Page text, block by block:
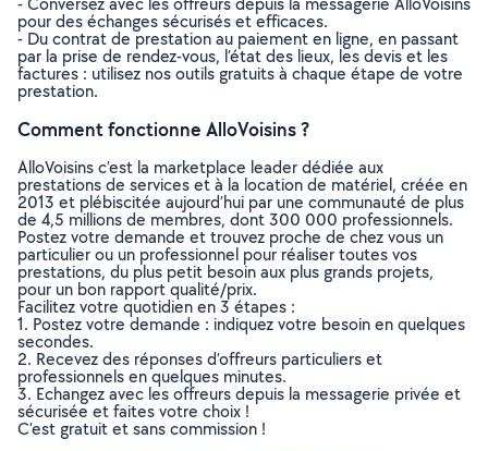
pour des échanges sécurisés et efficaces.
- Du contrat de prestation au paiement en ligne, en passant
par la prise de rendez-vous, l’état des lieux, les devis et les
factures : utilisez nos outils gratuits à chaque étape de votre
prestation.
Comment fonctionne AlloVoisins ?
AlloVoisins c’est la marketplace leader dédiée aux
prestations de services et à la location de matériel, créée en
2013 et plébiscitée aujourd’hui par une communauté de plus
de 4,5 millions de membres, dont 300 000 professionnels.
Postez votre demande et trouvez proche de chez vous un
particulier ou un professionnel pour réaliser toutes vos
prestations, du plus petit besoin aux plus grands projets,
pour un bon rapport qualité/prix.
Facilitez votre quotidien en 3 étapes :
1. Postez votre demande : indiquez votre besoin en quelques
secondes.
2. Recevez des réponses d’offreurs particuliers et
professionnels en quelques minutes.
3. Echangez avec les offreurs depuis la messagerie privée et
sécurisée et faites votre choix !
C’est gratuit et sans commission !